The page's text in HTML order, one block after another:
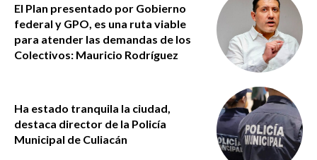
El Plan presentado por Gobierno
federal y GPO, es una ruta viable
para atender las demandas de los
Colectivos: Mauricio Rodríguez
Ha estado tranquila la ciudad,
destaca director de la Policía
Municipal de Culiacán